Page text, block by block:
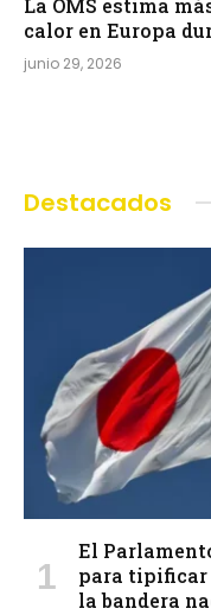
La OMS estima
calor en Europa
junio 29, 2026
Destacados
El
para tipificar
la bandera